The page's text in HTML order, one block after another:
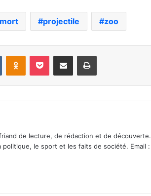
projectile zoo
VKontakteOdnoklassniki
Pocket Partager par email Imprimer
de lecture, de rédaction et de découverte.
le sport et les faits de société. Email :